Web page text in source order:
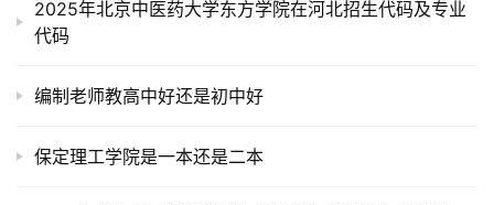
2025年北京中医药大学东方学院在河北招生代码及专业
代码
编制老师教高中好还是初中好
保定理工学院是一本还是二本